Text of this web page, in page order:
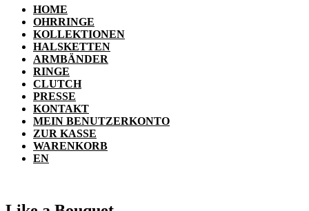
HOME
OHRRINGE
KOLLEKTIONEN
HALSKETTEN
ARMBÄNDER
RINGE
CLUTCH
PRESSE
KONTAKT
MEIN BENUTZERKONTO
ZUR KASSE
WARENKORB
EN